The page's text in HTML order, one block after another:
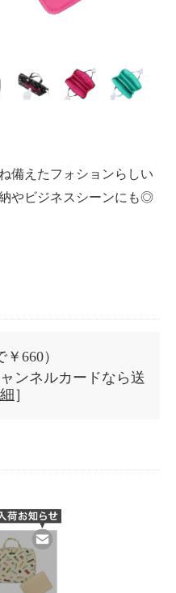
備えたフォションらしい
やビジネスシーンにも◎
￥660）
ンネルカードなら送
］